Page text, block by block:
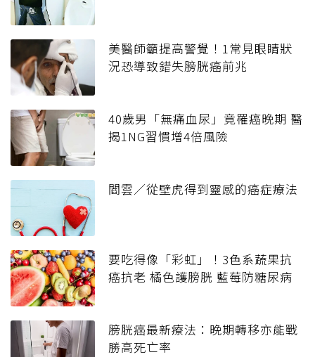
美醫師籲提高警覺！1常見眼睛狀
況恐導致錯失膀胱癌前兆
40歲男「無痛血尿」竟罹癌晚期 醫
揭1NG習慣增4倍風險
閻雲／從壁虎得到靈感的癌症療法
要吃得像「彩虹」！3色系蔬果抗
癌抗老 橘色護膀胱 藍莓防糖尿病
膀胱癌最新療法：晚期轉移亦能戰
勝高死亡率